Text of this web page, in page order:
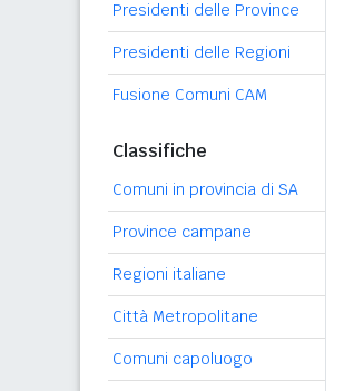
Presidenti delle Province
Presidenti delle Regioni
Fusione Comuni CAM
Classifiche
Comuni in provincia di SA
Province campane
Regioni italiane
Città Metropolitane
Comuni capoluogo